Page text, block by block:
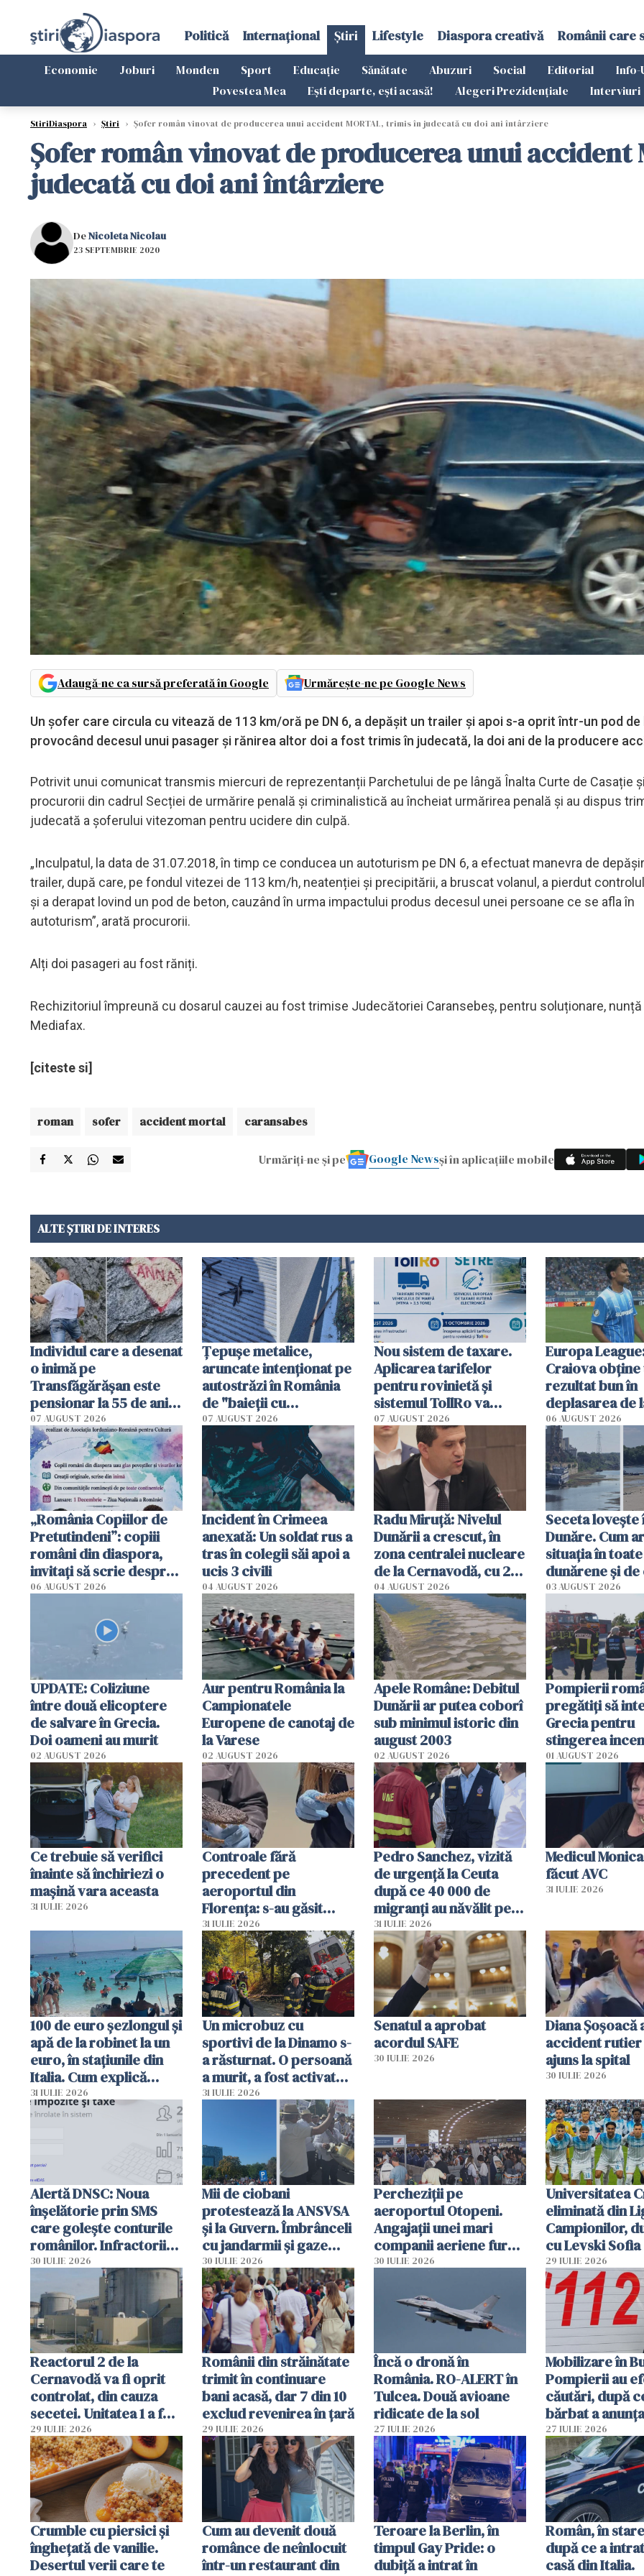
Politică Internațional Știri Lifestyle Diaspora creativă Românii care
Economie Joburi Monden Sport Educație Sănătate Abuzuri Social Editorial Info-
Povestea Mea
Ești departe, ești acasă! Alegeri Prezidențiale Interviuri
StiriDiaspora › Știri › Șofer român vinovat de producerea unui accident MORTAL, trimis în judecată cu doi ani întârziere
Șofer român vinovat de producerea unui accident
judecată cu doi ani întârziere
DeNicoleta Nicolau
23 SEPTEMBRIE 2020
Adaugă-ne ca sursă preferată în Google Urmărește-ne pe Google News
Un șofer care circula cu vitează de 113 km/oră pe DN 6, a depășit un trailer și apoi s-a oprit într-un pod
provocând decesul unui pasager și rănirea altor doi a fost trimis în judecată, la doi ani de la producere
Potrivit unui comunicat transmis miercuri de reprezentanții Parchetului de pe lângă Înalta Curte de Casație
procurorii din cadrul Secției de urmărire penală și criminalistică au încheiat urmărirea penală și au dispus
judecată a șoferului vitezoman pentru ucidere din culpă.
„Inculpatul, la data de 31.07.2018, în timp ce conducea un autoturism pe DN 6, a efectuat manevra de
trailer, după care, pe fondul vitezei de 113 km/h, neatenției și precipitării, a bruscat volanul, a pierdut
și a derapat lovind un pod de beton, cauzând în urma impactului produs decesul unei persoane ce se afla în
autoturism”, arată procurorii.
Alți doi pasageri au fost răniți.
Rechizitoriul împreună cu dosarul cauzei au fost trimise Judecătoriei Caransebeș, pentru soluționare, nunță
Mediafax.
[citeste si]
roman sofer accident mortal caransabes
Urmăriți-ne și pe Google Newsși în aplicațiile mobile
ALTE ȘTIRI DE INTERES
Individul care a desenat
o inimă pe
Transfăgărășan este
pensionar la 55 de ani.
Poliția l-a identificat
07 AUGUST 2026
Țepușe metalice,
aruncate intenționat pe
autostrăzi în România
de "baieții cu
platforme": "Mi-au
cerut 1200 lei să mă
tracteze"
07 AUGUST 2026
Nou sistem de taxare.
Aplicarea tarifelor
pentru rovinietă şi
sistemul TollRo va
începe la 1 octombrie
07 AUGUST 2026
Europa
Craiova obține
rezultat bun în
deplasarea de
06 AUGUST 2026
„România Copiilor de
Pretutindeni”: copiii
români din diaspora,
invitați să scrie despre
România într-un volum
06 AUGUST 2026
Incident în Crimeea
anexată: Un soldat rus a
tras în colegii săi apoi a
ucis 3 civili
04 AUGUST 2026
Radu Miruţă: Nivelul
Dunării a crescut, în
zona centralei nucleare
de la Cernavodă, cu 2
cm faţă de ziua trecută
04 AUGUST 2026
Seceta
Dunăre. Cum
situația în
dunărene și de
România
efectele, deși a
în iulie
03 AUGUST 2026
UPDATE: Coliziune
între două elicoptere
de salvare în Grecia.
Doi oameni au murit
02 AUGUST 2026
Aur pentru România la
Campionatele
Europene de canotaj de
la Varese
02 AUGUST 2026
Apele Române: Debitul
Dunării ar putea coborî
sub minimul istoric din
august 2003
02 AUGUST 2026
Pompierii
pregătiţi să
Grecia pentru
stingerea
01 AUGUST 2026
Ce trebuie să verifici
înainte să închiriezi o
mașină vara aceasta
31 IULIE 2026
Controale fără
precedent pe
aeroportul din
Florența: s-au găsit
capete de aligator și o
sumă imensă de bani
31 IULIE 2026
Pedro Sanchez, vizită
de urgență la Ceuta
după ce 40 000 de
migranți au năvălit pe
teritoriul spaniol: „Vom
mobiliza toate
resursele"
31 IULIE 2026
Medicul
făcut AVC
31 IULIE 2026
100 de euro șezlongul și
apă de la robinet la un
euro, în stațiunile din
Italia. Cum explică
autoritățile
31 IULIE 2026
Un microbuz cu
sportivi de la Dinamo s-
a răsturnat. O persoană
a murit, a fost activat
planul roșu de
31 IULIE 2026
Senatul a aprobat
acordul SAFE
30 IULIE 2026
Diana Șoșoacă
accident rutier
ajuns la spital
30 IULIE 2026
Alertă DNSC: Noua
înșelătorie prin SMS
care golește conturile
românilor. Infractorii
folosesc numele
Ghișeul.ro și al Poliției
Române
30 IULIE 2026
Mii de ciobani
protestează la ANSVSA
și la Guvern. Îmbrânceli
cu jandarmii și gaze
lacrimogene
30 IULIE 2026
Percheziții pe
aeroportul Otopeni.
Angajații unei mari
companii aeriene furau
parfumuri, ceasuri și
vânzării
30 IULIE 2026
Universitatea
eliminată din
Campionilor,
cu Levski Sofia
29 IULIE 2026
Reactorul 2 de la
Cernavodă va fi oprit
controlat, din cauza
secetei. Unitatea 1 a fost
deja oprită
29 IULIE 2026
Românii din străinătate
trimit în continuare
bani acasă, dar 7 din 10
exclud revenirea în țară
29 IULIE 2026
Încă o dronă în
România. RO-ALERT în
Tulcea. Două avioane
ridicate de la sol
27 IULIE 2026
Mobilizare în
Pompierii au
căutări, după
bărbat a
că a văzut un
luminos
27 IULIE 2026
Crumble cu piersici și
înghețată de vanilie.
Desertul verii care te
Cum au devenit două
românce de neînlocuit
într-un restaurant din
Teroare la Berlin, în
timpul Gay Pride: o
dubiță a intrat în
Român, în
după ce a
casă din Italia.